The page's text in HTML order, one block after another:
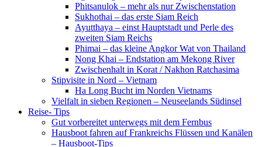
Phitsanulok – mehr als nur Zwischenstation
Sukhothai – das erste Siam Reich
Ayutthaya – einst Hauptstadt und Perle des
zweiten Siam Reichs
Phimai – das kleine Angkor Wat von Thailand
Nong Khai – Endstation am Mekong River
Zwischenhalt in Korat / Nakhon Ratchasima
Stipvisite in Nord – Vietnam
Ha Long Bucht im Norden Vietnams
Vielfalt in sieben Regionen – Neuseelands Südinsel
Reise- Tips
Gut vorbereitet unterwegs mit dem Fernbus
Hausboot fahren auf Frankreichs Flüssen und Kanälen
– Hausboot-Tips